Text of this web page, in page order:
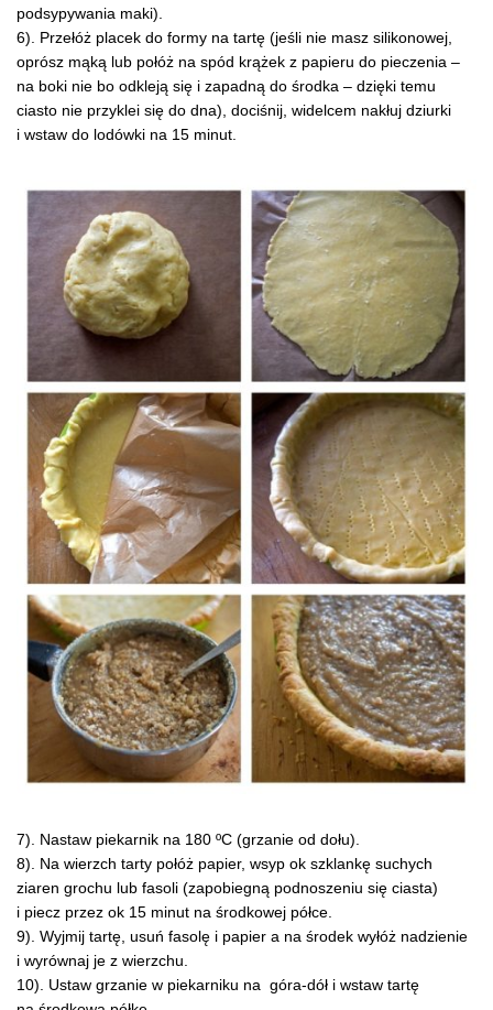
podsypywania maki).
6). Przełóż placek do formy na tartę (jeśli nie masz silikonowej,
oprósz mąką lub połóż na spód krążek z papieru do pieczenia –
na boki nie bo odkleją się i zapadną do środka – dzięki temu
ciasto nie przyklei się do dna), dociśnij, widelcem nakłuj dziurki
i wstaw do lodówki na 15 minut.
7). Nastaw piekarnik na 180 ºC (grzanie od dołu).
8). Na wierzch tarty połóż papier, wsyp ok szklankę suchych
ziaren grochu lub fasoli (zapobiegną podnoszeniu się ciasta)
i piecz przez ok 15 minut na środkowej półce.
9). Wyjmij tartę, usuń fasolę i papier a na środek wyłóż nadzienie
i wyrównaj je z wierzchu.
10). Ustaw grzanie w piekarniku na góra-dół i wstaw tartę